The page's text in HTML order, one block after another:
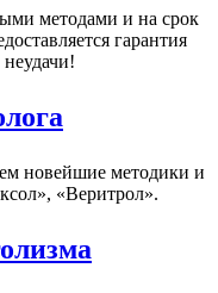
методами и на срок
гарантия
неудачи!
новейшие методики и
«Веритрол».